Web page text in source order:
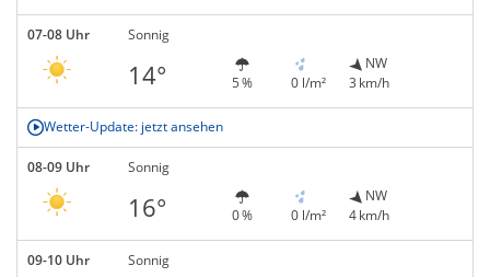
07-08 Uhr Sonnig
14° 5 % 0 l/m²
NW
3 km/h
Wetter-Update: jetzt ansehen
08-09 Uhr Sonnig
16° 0 % 0 l/m²
NW
4 km/h
09-10 Uhr Sonnig